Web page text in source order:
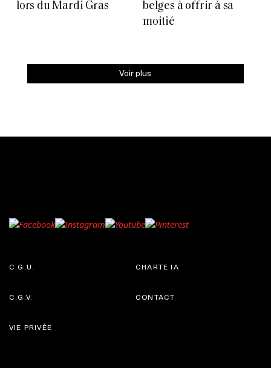
lors du Mardi Gras
belges à offrir à sa
moitié
Voir plus
C.G.U.
C.G.V.
CHARTE IA
CONTACT
VIE PRIVÉE